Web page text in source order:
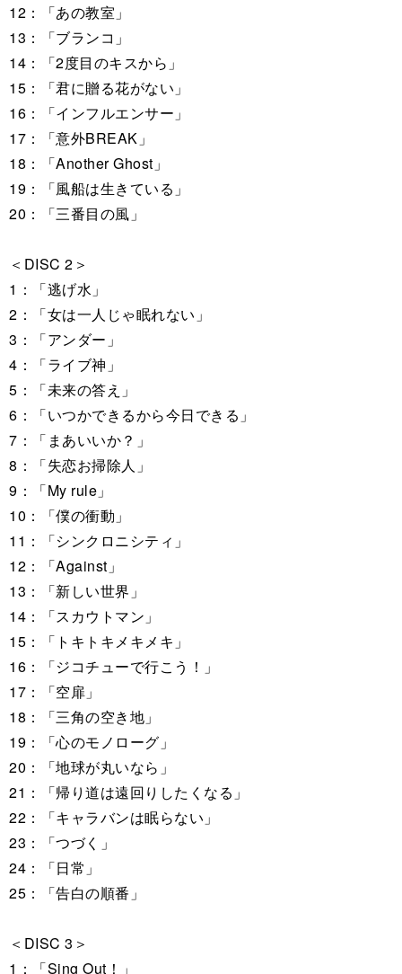
12：「あの教室」
13：「ブランコ」
14：「2度目のキスから」
15：「君に贈る花がない」
16：「インフルエンサー」
17：「意外BREAK」
18：「Another Ghost」
19：「風船は生きている」
20：「三番目の風」
＜DISC 2＞
1：「逃げ水」
2：「女は一人じゃ眠れない」
3：「アンダー」
4：「ライブ神」
5：「未来の答え」
6：「いつかできるから今日できる」
7：「まあいいか？」
8：「失恋お掃除人」
9：「My rule」
10：「僕の衝動」
11：「シンクロニシティ」
12：「Against」
13：「新しい世界」
14：「スカウトマン」
15：「トキトキメキメキ」
16：「ジコチューで行こう！」
17：「空扉」
18：「三角の空き地」
19：「心のモノローグ」
20：「地球が丸いなら」
21：「帰り道は遠回りしたくなる」
22：「キャラバンは眠らない」
23：「つづく」
24：「日常」
25：「告白の順番」
＜DISC 3＞
1：「Sing Out！」